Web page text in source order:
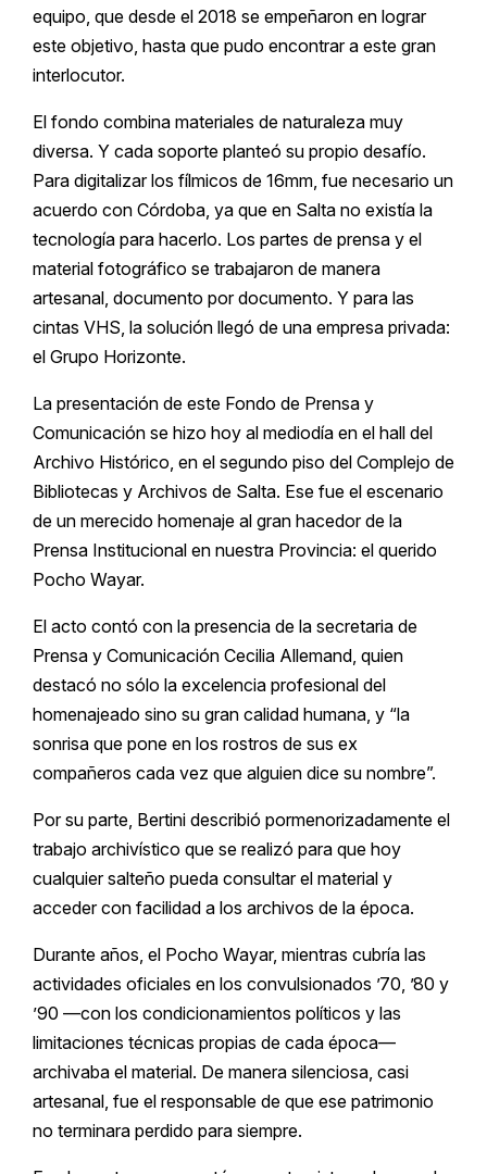
equipo, que desde el 2018 se empeñaron en lograr
este objetivo, hasta que pudo encontrar a este gran
interlocutor.
El fondo combina materiales de naturaleza muy
diversa. Y cada soporte planteó su propio desafío.
Para digitalizar los fílmicos de 16mm, fue necesario un
acuerdo con Córdoba, ya que en Salta no existía la
tecnología para hacerlo. Los partes de prensa y el
material fotográfico se trabajaron de manera
artesanal, documento por documento. Y para las
cintas VHS, la solución llegó de una empresa privada:
el Grupo Horizonte.
La presentación de este Fondo de Prensa y
Comunicación se hizo hoy al mediodía en el hall del
Archivo Histórico, en el segundo piso del Complejo de
Bibliotecas y Archivos de Salta. Ese fue el escenario
de un merecido homenaje al gran hacedor de la
Prensa Institucional en nuestra Provincia: el querido
Pocho Wayar.
El acto contó con la presencia de la secretaria de
Prensa y Comunicación Cecilia Allemand, quien
destacó no sólo la excelencia profesional del
homenajeado sino su gran calidad humana, y “la
sonrisa que pone en los rostros de sus ex
compañeros cada vez que alguien dice su nombre”.
Por su parte, Bertini describió pormenorizadamente el
trabajo archivístico que se realizó para que hoy
cualquier salteño pueda consultar el material y
acceder con facilidad a los archivos de la época.
Durante años, el Pocho Wayar, mientras cubría las
actividades oficiales en los convulsionados ’70, ’80 y
’90 —con los condicionamientos políticos y las
limitaciones técnicas propias de cada época—
archivaba el material. De manera silenciosa, casi
artesanal, fue el responsable de que ese patrimonio
no terminara perdido para siempre.